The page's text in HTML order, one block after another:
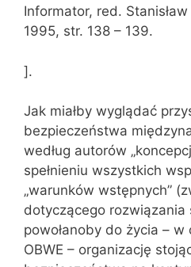
Informator, red.
1995, str. 138 – 139.
].
Jak miałby wyglądać
bezpieczeństwa
według autorów
spełnieniu wszystkich
„warunków wstępnych”
dotyczącego
powołanoby do życia – w
OBWE – organizację